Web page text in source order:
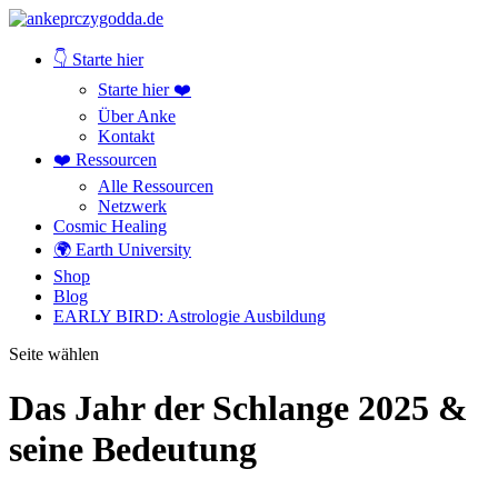
👇 Starte hier
Starte hier ❤️
Über Anke
Kontakt
❤️ Ressourcen
Alle Ressourcen
Netzwerk
Cosmic Healing
🌍 Earth University
Shop
Blog
EARLY BIRD: Astrologie Ausbildung
Seite wählen
Das Jahr der Schlange 2025 &
seine Bedeutung